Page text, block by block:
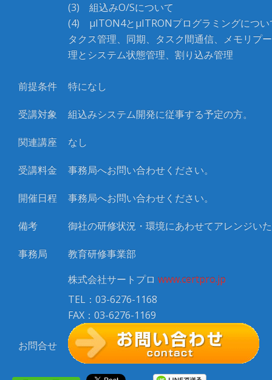
(3) 組込みO/Sについて
(4) μITON4とμITRONプログラミングについ
タクス管理、同期、タスク間通信、メモリプ
理とシステム状態管理、割り込み管理
前提条件 特になし
受講対象 組込みシステム開発に従事する予定の方。
関連講座 なし
受講料金 事務局へお問い合わせください。
開催日程 事務局へお問い合わせください。
備考 御社の研修状況・環境にあわせてアレンジい
事務局
教育研修事業部
株式会社サートプロ www.certpro.jp
TEL：03-6276-1168
FAX：03-6276-1169
お問合せ